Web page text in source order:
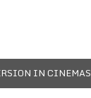
IN CINEMAS